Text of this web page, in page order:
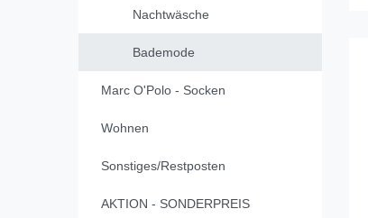
Nachtwäsche
Bademode
Marc O'Polo - Socken
Wohnen
Sonstiges/Restposten
AKTION - SONDERPREIS